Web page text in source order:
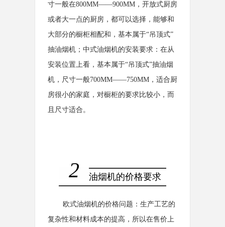
寸一般在800MM――900MM，开放式厨房
或者大一点的厨房，都可以选择，能够和
大部分的橱柜相配和，基本属于“吊顶式”
抽油烟机；中式油烟机的安装要求：在从
安装位置上看，基本属于“吊顶式”抽油烟
机，尺寸一般700MM――750MM，适合厨
房很小的家庭，对橱柜的要求比较小，而
且尺寸适合。
2 油烟机的价格要求
欧式油烟机的价格问题：生产工艺的
复杂性和材料成本的提高，所以在售价上